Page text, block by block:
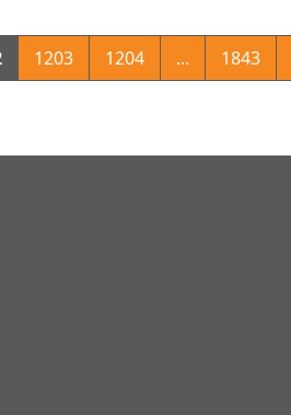
1203 1204 ... 1843